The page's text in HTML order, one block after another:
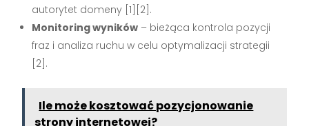
autorytet domeny [1][2].
Monitoring wyników – bieżąca kontrola pozycji
fraz i analiza ruchu w celu optymalizacji strategii
[2].
Ile może kosztować pozycjonowanie
strony internetowej?